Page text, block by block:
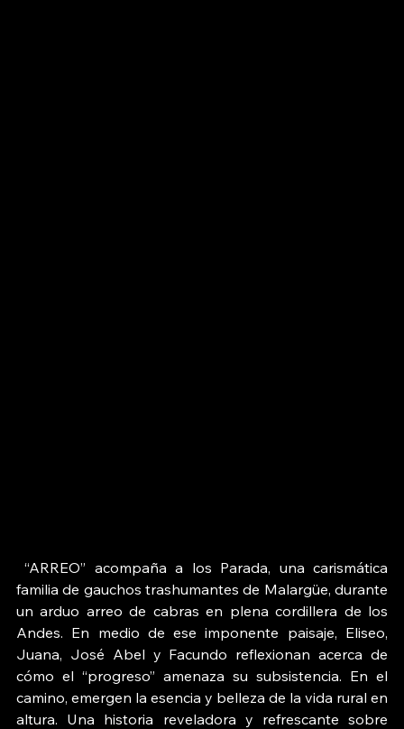
“ARREO” acompaña a los Parada, una carismática
familia de gauchos trashumantes de Malargüe, durante
un arduo arreo de cabras en plena cordillera de los
Andes. En medio de ese imponente paisaje, Eliseo,
Juana, José Abel y Facundo reflexionan acerca de
cómo el “progreso” amenaza su subsistencia. En el
camino, emergen la esencia y belleza de la vida rural en
altura. Una historia reveladora y refrescante sobre